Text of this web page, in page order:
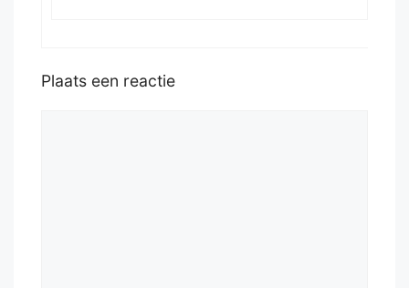
Plaats een reactie